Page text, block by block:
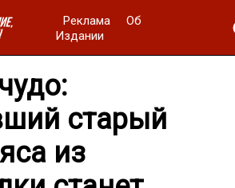
Реклама
Об
Издании
старый
из